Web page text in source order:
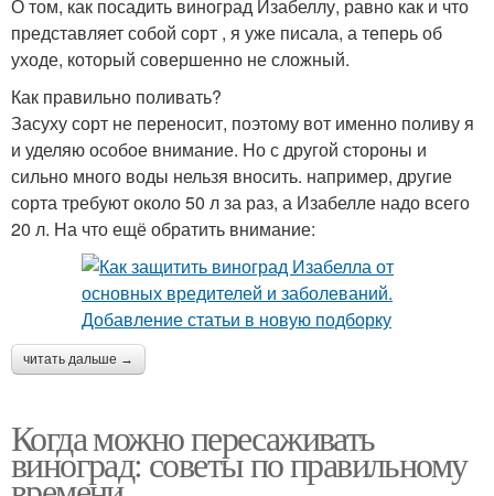
О том, как посадить виноград Изабеллу, равно как и что
представляет собой сорт , я уже писала, а теперь об
уходе, который совершенно не сложный.
Как правильно поливать?
Засуху сорт не переносит, поэтому вот именно поливу я
и уделяю особое внимание. Но с другой стороны и
сильно много воды нельзя вносить. например, другие
сорта требуют около 50 л за раз, а Изабелле надо всего
20 л. На что ещё обратить внимание:
читать дальше →
Когда можно пересаживать
виноград: советы по правильному